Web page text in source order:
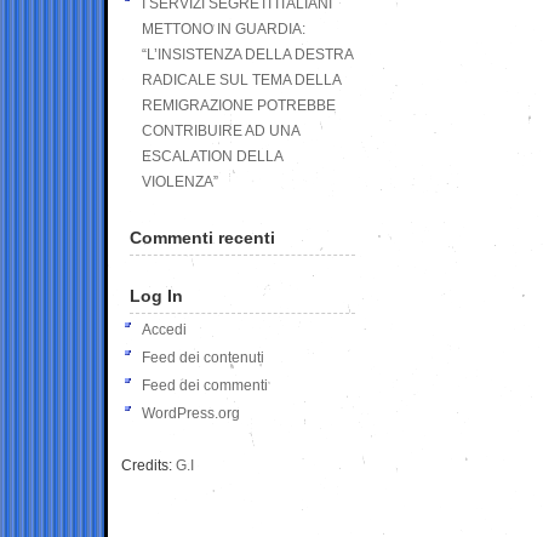
I SERVIZI SEGRETI ITALIANI
METTONO IN GUARDIA:
“L’INSISTENZA DELLA DESTRA
RADICALE SUL TEMA DELLA
REMIGRAZIONE POTREBBE
CONTRIBUIRE AD UNA
ESCALATION DELLA
VIOLENZA”
Commenti recenti
Log In
Accedi
Feed dei contenuti
Feed dei commenti
WordPress.org
Credits: G.I